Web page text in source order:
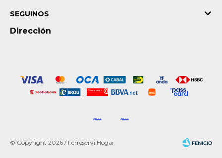
Dirección
SEGUINOS
© Copyright 2026 / Ferreservi Hogar